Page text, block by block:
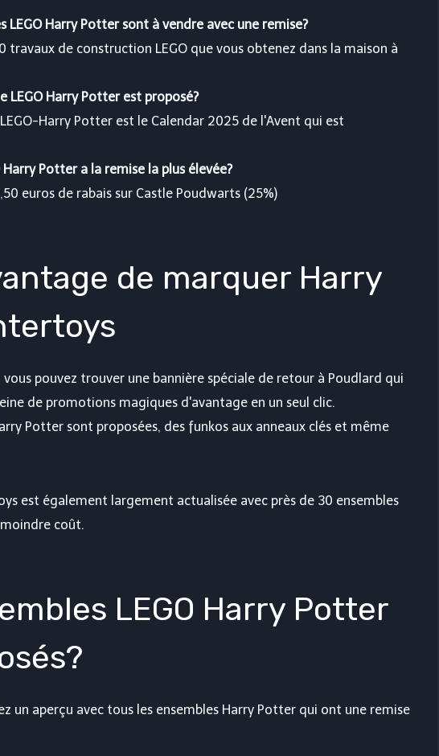
LEGO Harry Potter sont à vendre avec une remise?
travaux de construction LEGO que vous obtenez dans la maison à
LEGO Harry Potter est proposé?
Harry Potter est le Calendar 2025 de l'Avent qui est
Harry Potter a la remise la plus élevée?
euros de rabais sur Castle Poudwarts (25%)
de marquer Harry
pouvez trouver une bannière spéciale de retour à Poudlard qui
de promotions magiques d'avantage en un seul clic.
Potter sont proposées, des funkos aux anneaux clés et même
est également largement actualisée avec près de 30 ensembles
coût.
LEGO Harry Potter
un aperçu avec tous les ensembles Harry Potter qui ont une remise